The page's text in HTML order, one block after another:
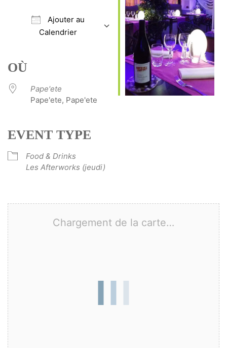
Ajouter au
Calendrier
Office 365Outlook Live
OÙ
Pape'ete
Pape'ete, Pape'ete
EVENT TYPE
Food & Drinks
Les Afterworks (jeudi)
Chargement de la carte…